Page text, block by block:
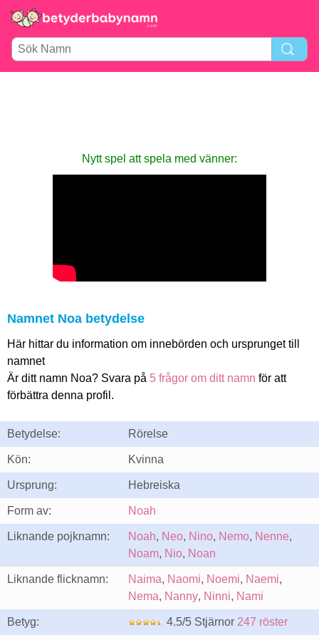
Nytt spel att spela med vänner:
Namnet Noa betydelse
Här hittar du information om innebörden och ursprunget till
namnet
Är ditt namn Noa? Svara på 5 frågor om ditt namn för att
förbättra denna profil.
Betydelse: Rörelse
Kön: Kvinna
Ursprung: Hebreiska
Form av: Noah
Liknande pojknamn: Noah, Neo, Nino, Nemo, Nenne,
Noam, Nio, Noan
Liknande flicknamn: Naima, Naomi, Noemi, Naemi,
Nema, Nanny, Ninni, Nami
Betyg: 4.5/5 Stjärnor 247 röster